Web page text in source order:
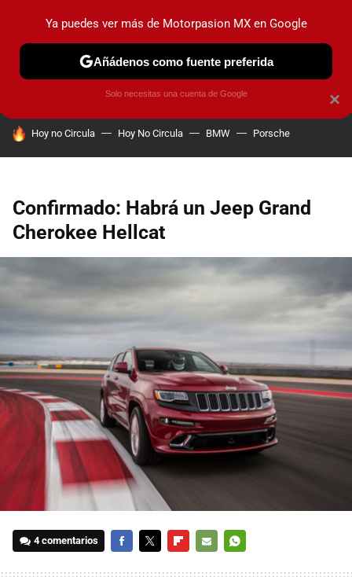
PRUEBAS INDUSTRIA HOY NO CIRCULA
HOY SE HABLA DE
Hoy no Circula Hoy No Circula BMW Porsche
Confirmado: Habrá un Jeep Grand
Cherokee Hellcat
4 comentarios
×
Ya puedes ver más de Motorpasion MX en Google
Añádenos como fuente preferida
Solo necesitas una cuenta de Google